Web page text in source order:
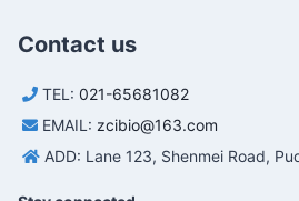
Contact us
TEL: 021-65681082
EMAIL: zcibio@163.com
ADD: Lane 123, Shenmei Road,